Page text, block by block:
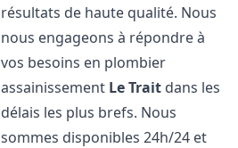
résultats de haute qualité. Nous
nous engageons à répondre à
vos besoins en plombier
assainissement Le Trait dans les
délais les plus brefs. Nous
sommes disponibles 24h/24 et